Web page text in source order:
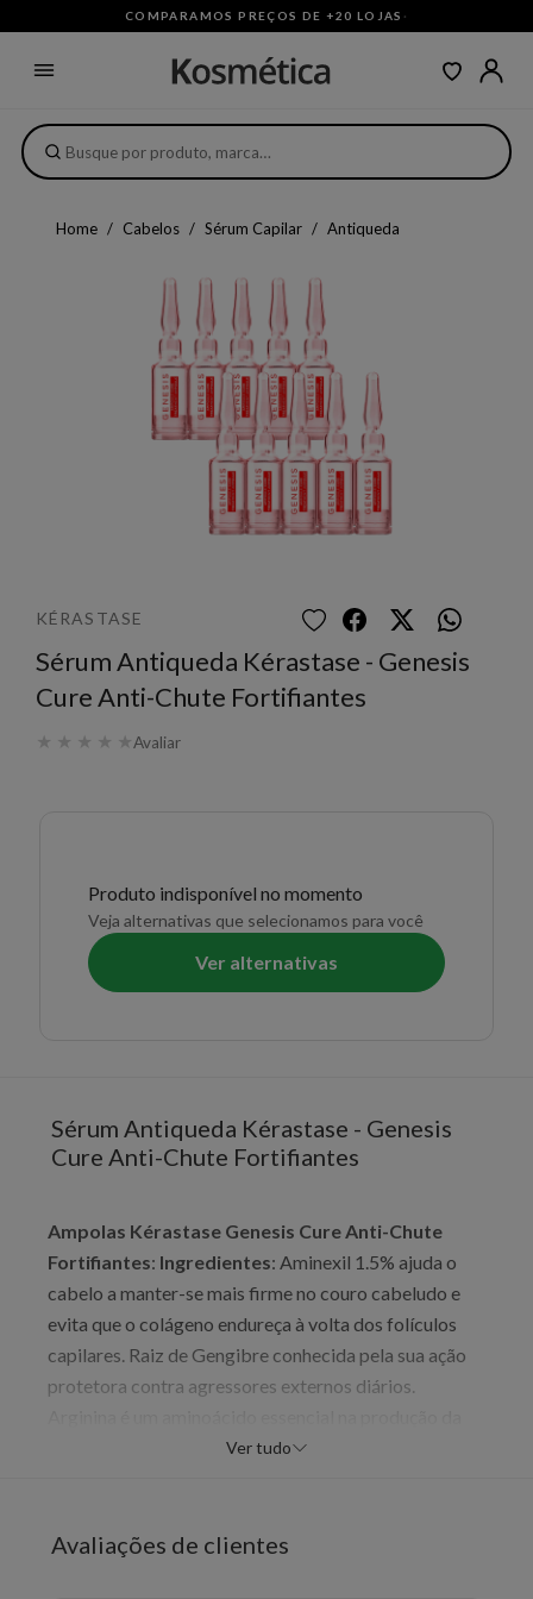
COMPARAMOS PREÇOS DE +20 LOJAS ·
Home Cabelos Sérum Capilar Antiqueda
KÉRASTASE
Sérum Antiqueda Kérastase - Genesis
Cure Anti-Chute Fortifiantes
★ ★ ★ ★ ★Avaliar
Produto indisponível no momento
Veja alternativas que selecionamos para você
Ver alternativas
Sérum Antiqueda Kérastase - Genesis
Cure Anti-Chute Fortifiantes
Ampolas Kérastase Genesis Cure Anti-Chute
Fortifiantes: Ingredientes: Aminexil 1.5% ajuda o
cabelo a manter-se mais firme no couro cabeludo e
evita que o colágeno endureça à volta dos folículos
capilares. Raiz de Gengibre conhecida pela sua ação
protetora contra agressores externos diários.
fibra capilar. Este ingrediente desempenha um papel
crescimento futuro ideal.Finalidade
Ver tudo
Avaliações de clientes